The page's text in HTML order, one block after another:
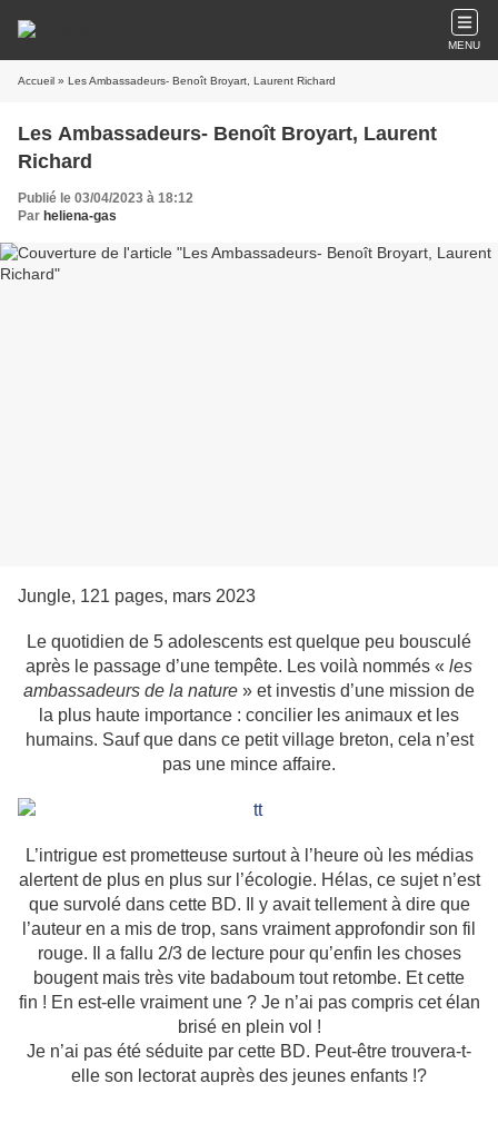
MENU
Accueil » Les Ambassadeurs- Benoît Broyart, Laurent Richard
Les Ambassadeurs- Benoît Broyart, Laurent
Richard
Publié le 03/04/2023 à 18:12
Par heliena-gas
Jungle, 121 pages, mars 2023
Le quotidien de 5 adolescents est quelque peu bousculé
après le passage d’une tempête. Les voilà nommés « les
ambassadeurs de la nature » et investis d’une mission de
la plus haute importance : concilier les animaux et les
humains. Sauf que dans ce petit village breton, cela n’est
pas une mince affaire.
L’intrigue est prometteuse surtout à l’heure où les médias
alertent de plus en plus sur l’écologie. Hélas, ce sujet n’est
que survolé dans cette BD. Il y avait tellement à dire que
l’auteur en a mis de trop, sans vraiment approfondir son fil
rouge. Il a fallu 2/3 de lecture pour qu’enfin les choses
bougent mais très vite badaboum tout retombe. Et cette
fin ! En est-elle vraiment une ? Je n’ai pas compris cet élan
brisé en plein vol !
Je n’ai pas été séduite par cette BD. Peut-être trouvera-t-
elle son lectorat auprès des jeunes enfants !?